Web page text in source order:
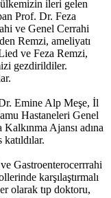
ülkemizin ileri gelen
Prof. Dr. Feza
ve Genel Cerrahi
Remzi, ameliyatı
ve Feza Remzi,
gezdirildiler.
Dr. Emine Alp Meşe, İl
Hastaneleri Genel
Ajansı adına
Gastroenterocerrrahi
karşılaştırmalı
olarak tıp doktoru,